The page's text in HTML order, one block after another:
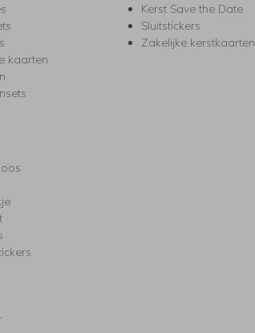
kaarten
Kerst Save the Date
Sluitstickers
Zakelijke kerstkaarten